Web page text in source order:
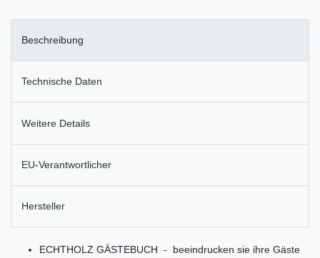
Beschreibung
Technische Daten
Weitere Details
EU-Verantwortlicher
Hersteller
ECHTHOLZ GÄSTEBUCH - beeindrucken sie ihre Gäste